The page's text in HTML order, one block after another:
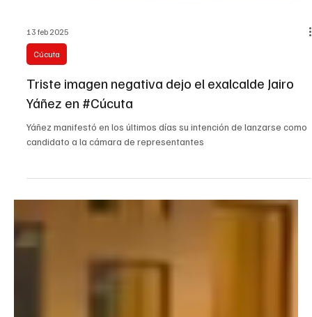
Cúcuta
Yáñez manifestó en los últimos días su intención de lanzarse como